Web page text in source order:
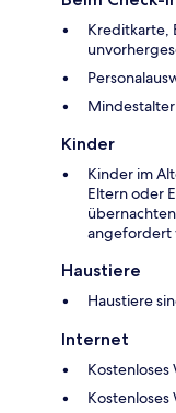
Kreditkarte,
Kinder
Kinder im
Eltern oder
angefordert
Haustiere
Haustiere
Internet
Kostenloses